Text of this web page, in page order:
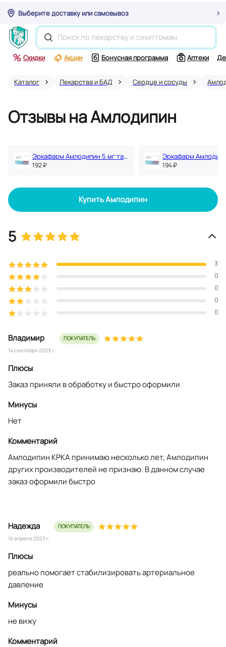
Выберите доставку или самовывоз
Скидки Акции Бонусная программа Аптеки
Каталог Лекарства и БАД Сердце и сосуды
Отзывы на Амлодипин
Эркафарм Амлодипин 5 мг таблетки 30 шт
192 ₽ 194 ₽
Владимир
14 сентября 2023 г.
ПОКУПАТЕЛЬ
Плюсы
Заказ приняли в обработку и быстро оформили
Минусы
Нет
Комментарий
Амлодипин КРКА принимаю несколько лет, Амлодипин
других производителей не признаю. В данном случае
заказ оформили быстро
Надежда
10 апреля 2023 г.
ПОКУПАТЕЛЬ
Плюсы
реально помогает стабилизировать артериальное
давление
Минусы
не вижу
Комментарий
Купить Амлодипин
5
3
0
0
0
0